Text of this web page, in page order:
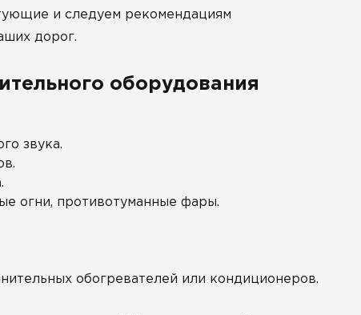
и следуем рекомендациям
дорог.
оборудования
звука.
огни, противотуманные фары.
обогревателей или кондиционеров.